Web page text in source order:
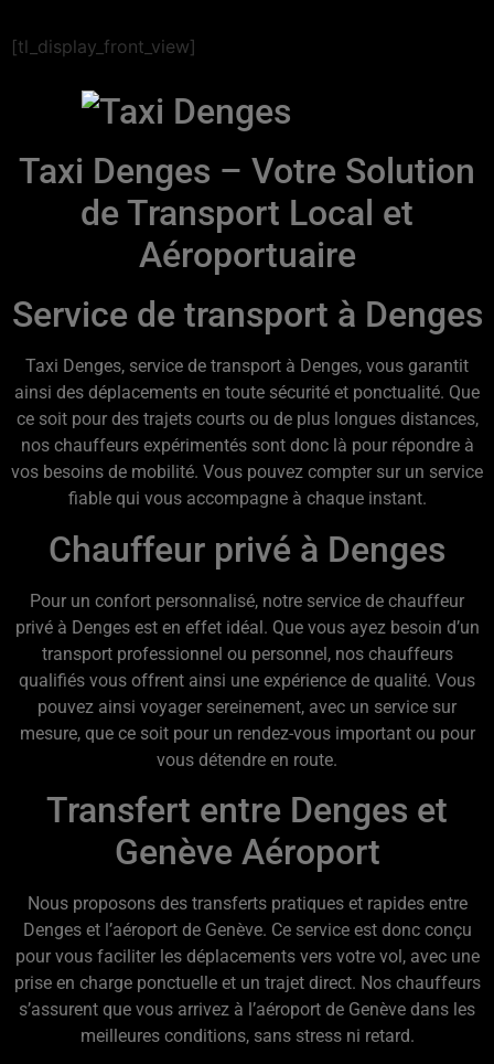
[tl_display_front_view]
Taxi Denges – Votre Solution
de Transport Local et
Aéroportuaire
Service de transport à Denges
Taxi Denges, service de transport à Denges, vous garantit
ainsi des déplacements en toute sécurité et ponctualité. Que
ce soit pour des trajets courts ou de plus longues distances,
nos chauffeurs expérimentés sont donc là pour répondre à
vos besoins de mobilité. Vous pouvez compter sur un service
fiable qui vous accompagne à chaque instant.
Chauffeur privé à Denges
Pour un confort personnalisé, notre service de chauffeur
privé à Denges est en effet idéal. Que vous ayez besoin d’un
transport professionnel ou personnel, nos chauffeurs
qualifiés vous offrent ainsi une expérience de qualité. Vous
pouvez ainsi voyager sereinement, avec un service sur
mesure, que ce soit pour un rendez-vous important ou pour
vous détendre en route.
Transfert entre Denges et
Genève Aéroport
Nous proposons des transferts pratiques et rapides entre
Denges et l’aéroport de Genève. Ce service est donc conçu
pour vous faciliter les déplacements vers votre vol, avec une
prise en charge ponctuelle et un trajet direct. Nos chauffeurs
s’assurent que vous arrivez à l’aéroport de Genève dans les
meilleures conditions, sans stress ni retard.